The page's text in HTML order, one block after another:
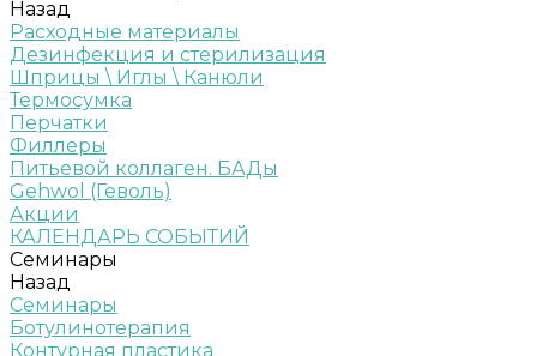
Назад
Расходные материалы
Дезинфекция и стерилизация
Шприцы \ Иглы \ Канюли
Термосумка
Перчатки
Филлеры
Питьевой коллаген. БАДы
Gehwol (Геволь)
Акции
КАЛЕНДАРЬ СОБЫТИЙ
Семинары
Назад
Семинары
Ботулинотерапия
Контурная пластика